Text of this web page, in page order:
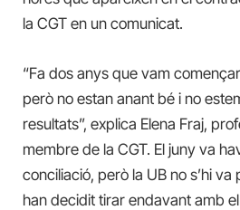
la CGT en un comunicat.
“Fa dos anys que vam
però no estan anant bé i no
resultats”, explica Elena Fraj,
membre de la CGT. El juny va
conciliació, però la UB no s’hi va
han decidit tirar endavant amb